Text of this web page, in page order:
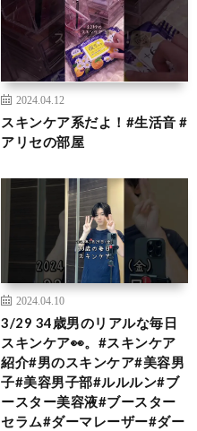
2024.04.12
スキンケア系だよ！#生活音 #
アリセの部屋
2024.04.10
3/29 34歳男のリアルな毎日
スキンケア👀。#スキンケア
紹介#男のスキンケア#美容男
子#美容男子部#ルルルン#ブ
ースター美容液#ブースター
セラム#ダーマレーザー#ダー